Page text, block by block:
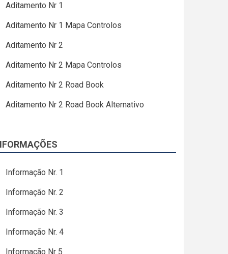
Aditamento Nr 1
Aditamento Nr 1 Mapa Controlos
Aditamento Nr 2
Aditamento Nr 2 Mapa Controlos
Aditamento Nr 2 Road Book
Aditamento Nr 2 Road Book Alternativo
Informação Nr. 1
Informação Nr. 2
Informação Nr. 3
Informação Nr. 4
Informação Nr 5